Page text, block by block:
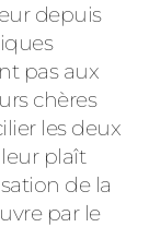
depuis
pas aux
chères
les deux
plaît
de la
par le